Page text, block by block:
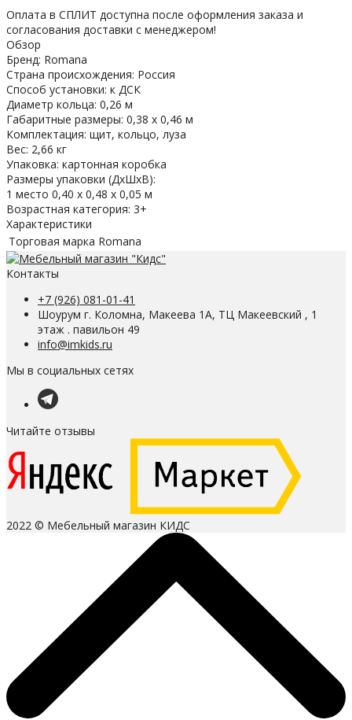
Оплата в СПЛИТ доступна после оформления заказа и
согласования доставки с менеджером!
Обзор
Бренд: Romana
Страна происхождения: Россия
Способ установки: к ДСК
Диаметр кольца: 0,26 м
Габаритные размеры: 0,38 х 0,46 м
Комплектация: щит, кольцо, луза
Вес: 2,66 кг
Упаковка: картонная коробка
Размеры упаковки (ДхШхВ):
1 место 0,40 х 0,48 х 0,05 м
Возрастная категория: 3+
Характеристики
Торговая марка Romana
Контакты
+7 (926) 081-01-41
Шоурум г. Коломна, Макеева 1А, ТЦ Макеевский , 1
этаж . павильон 49
info@imkids.ru
Мы в социальных сетях
Читайте отзывы
2022 © Мебельный магазин КИДС